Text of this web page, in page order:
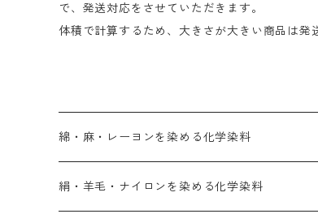
で、発送対応をさせていただきます。
体積で計算するため、大きさが大きい商品は発
綿・麻・レーヨンを染める化学染料
直接染料－染色手順が簡単
絹・羊毛・ナイロンを染める化学染料